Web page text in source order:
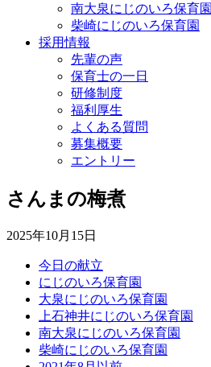
南大泉にじのいろ保育園
柴崎にじのいろ保育園
採用情報
先輩の声
保育士の一日
研修制度
福利厚生
よくある質問
募集概要
エントリー
さんまの梅煮
2025年10月15日
今日の献立
にじのいろ保育園
大泉にじのいろ保育園
上石神井にじのいろ保育園
南大泉にじのいろ保育園
柴崎にじのいろ保育園